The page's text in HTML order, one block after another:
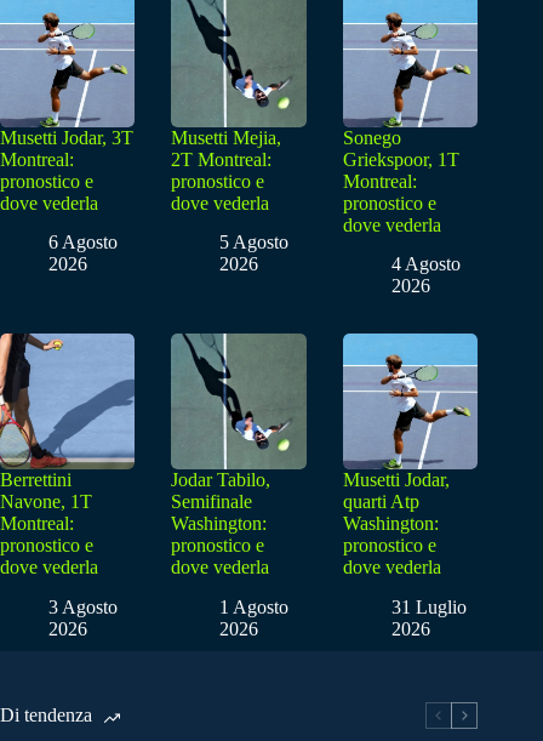
Musetti Jodar, 3T
Montreal:
pronostico e
dove vederla
6 Agosto
2026
Musetti Mejia,
2T Montreal:
pronostico e
dove vederla
5 Agosto
2026
Sonego
Griekspoor, 1T
Montreal:
pronostico e
dove vederla
4 Agosto
2026
Berrettini
Navone, 1T
Montreal:
pronostico e
dove vederla
3 Agosto
2026
Jodar Tabilo,
Semifinale
Washington:
pronostico e
dove vederla
1 Agosto
2026
Musetti Jodar,
quarti Atp
Washington:
pronostico e
dove vederla
31 Luglio
2026
Di tendenza